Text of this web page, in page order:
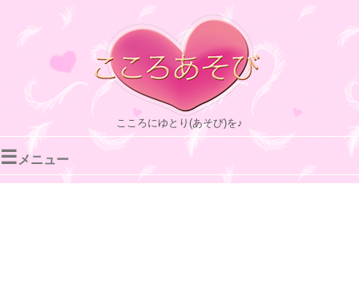
こころにゆとり(あそび)を♪
☰ メニュー